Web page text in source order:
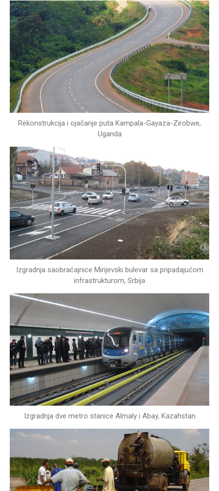
Rekonstrukcija i ojačanje puta Kampala-Gayaza-Zirobwe,
Uganda
Izgradnja saobraćajnice Mirijevski bulevar sa pripadajućom
infrastrukturom, Srbija
Izgradnja dve metro stanice Almaly i Abay, Kazahstan